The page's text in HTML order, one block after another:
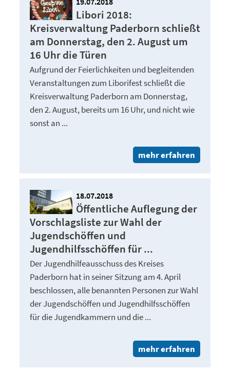
Libori 2018:
Kreisverwaltung Paderborn schließt
am Donnerstag, den 2. August um
16 Uhr die Türen
Aufgrund der Feierlichkeiten und begleitenden
Veranstaltungen zum Liborifest schließt die
Kreisverwaltung Paderborn am Donnerstag,
den 2. August, bereits um 16 Uhr, und nicht wie
sonst an ...
mehr erfahren
18.07.2018
Öffentliche Auflegung der
Vorschlagsliste zur Wahl der
Jugendschöffen und
Jugendhilfsschöffen für ...
Der Jugendhilfeausschuss des Kreises
Paderborn hat in seiner Sitzung am 4. April
beschlossen, alle benannten Personen zur Wahl
der Jugendschöffen und Jugendhilfsschöffen
für die Jugendkammern und die ...
mehr erfahren